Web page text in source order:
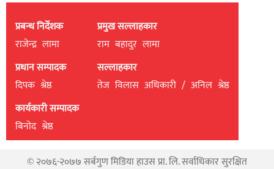
प्रबन्ध निर्देशक
राजेन्द्र लामा
प्रधान सम्पादक
दिपक श्रेष्ठ
कार्यकारी सम्पादक
बिनाेद श्रेष्ठ
प्रमुख सल्लाहकार
राम बहादुर लामा
सल्लाहकार
तेज विलास अधिकारी / अनिल श्रेष्ठ
© २०७६-२०७७ सर्बगुण मिडिया हाउस प्रा. लि. सर्वाधिकार सुरक्षित